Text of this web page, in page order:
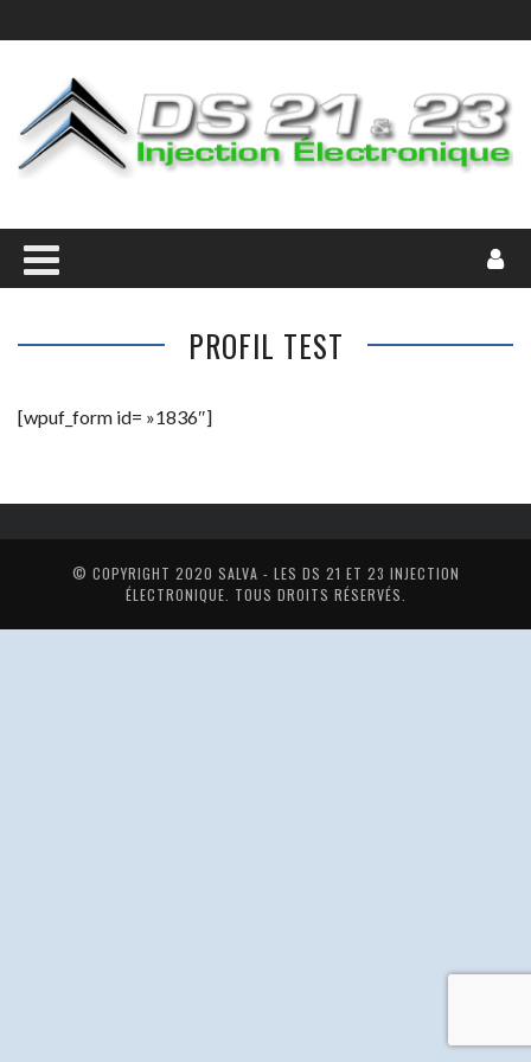
PROFIL TEST
[wpuf_form id= »1836″]
© COPYRIGHT 2020 SALVA - LES DS 21 ET 23 INJECTION
ÉLECTRONIQUE . TOUS DROITS RÉSERVÉS.